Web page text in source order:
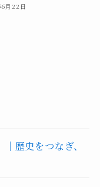
6月22日
歴史をつなぎ、